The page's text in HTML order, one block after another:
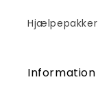
Hjælpepakker
Information